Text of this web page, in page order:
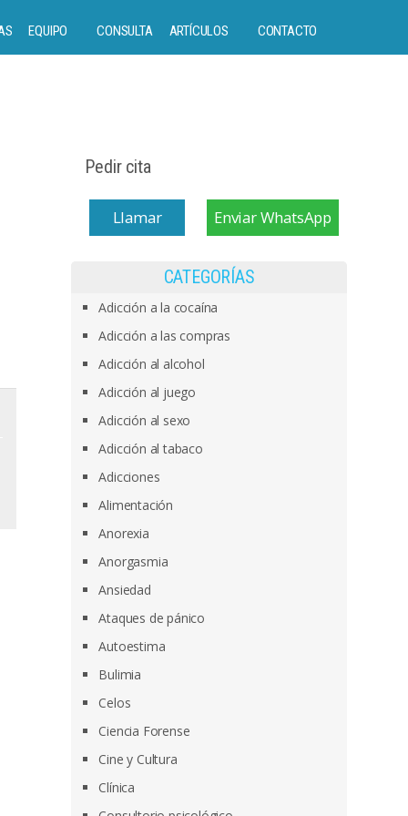
EQUIPO CONSULTA ARTÍCULOS CONTACTO
Pedir cita
Llamar Enviar WhatsApp
CATEGORÍAS
Adicción a la cocaína
Adicción a las compras
Adicción al alcohol
Adicción al juego
Adicción al sexo
Adicción al tabaco
Adicciones
Alimentación
Anorexia
Anorgasmia
Ansiedad
Ataques de pánico
Autoestima
Bulimia
Celos
Ciencia Forense
Cine y Cultura
Clínica